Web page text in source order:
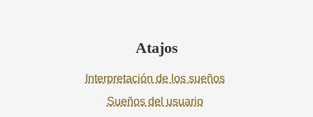
Atajos
Interpretación de los sueños
Sueños del usuario